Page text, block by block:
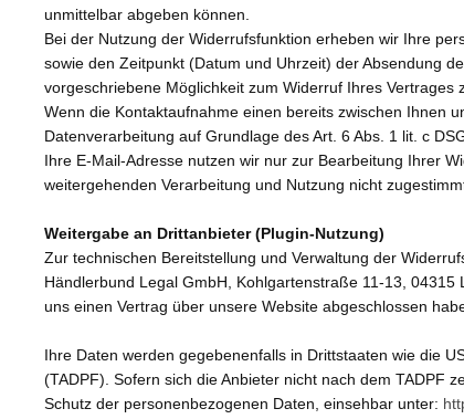
unmittelbar abgeben können.
Bei der Nutzung der Widerrufsfunktion erheben wir Ihre
sowie den Zeitpunkt (Datum und Uhrzeit) der Absendung
vorgeschriebene Möglichkeit zum Widerruf Ihres
Wenn die Kontaktaufnahme einen bereits zwischen Ihnen
Datenverarbeitung auf Grundlage des Art. 6 Abs. 1 lit. c
Ihre E-Mail-Adresse nutzen wir nur zur Bearbeitung Ihrer
weitergehenden Verarbeitung und Nutzung nicht
Weitergabe an Drittanbieter (Plugin-Nutzung)
Zur technischen Bereitstellung und Verwaltung der
Händlerbund Legal GmbH, Kohlgartenstraße 11-13, 04315
uns einen Vertrag über unsere Website abgeschlossen
Ihre Daten werden gegebenenfalls in Drittstaaten wie die
(TADPF). Sofern sich die Anbieter nicht nach dem TADPF
Schutz der personenbezogenen Daten, einsehbar unter: